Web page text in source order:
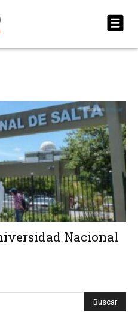
Nacional